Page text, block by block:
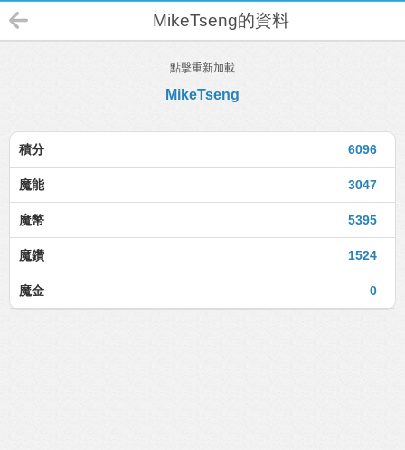
MikeTseng的資料
點擊重新加載
MikeTseng
6096
積分
3047
魔能
5395
魔幣
1524
魔鑽
0
魔金